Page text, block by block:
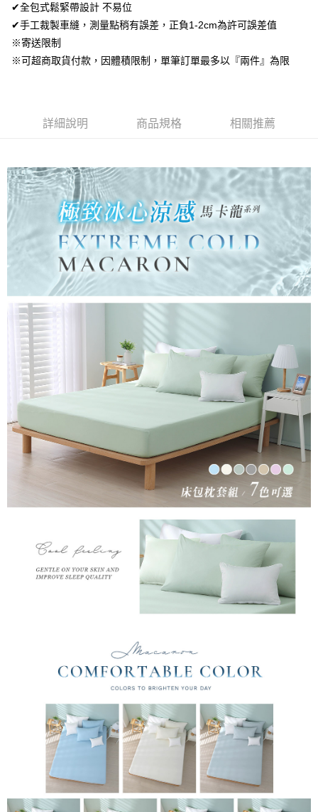
便利好安心！
１．簡單：不需註冊會員、不需綁卡、不需儲值。
２．便利：只要手機號碼，簡訊認證，即可結帳。
３．安心：先確認商品／服務後，再付款。
３．收到繳費通知簡訊後14天內，點擊此簡訊中的連結，可透過四大超商／
後付繳納相關費用。
※ 交易是否成功請以「AFTEE先享後付 」之結帳頁面顯示為準，若有關於
是否繳費成功／繳費後需取消欲退款等相關疑問，請聯繫「AFTEE先享後付
客戶支援中心」https://netprotections.freshdesk.com/support/home
【注意事項】
１．透過由恩沛科技股份有限公司提供之「AFTEE先享後付」服務完成之交
易，需依本服務之必要範圍內提供個人資料，並將交易相關給付款項請求債
權轉讓予恩沛科技股份有限公司。
２．關於個人資料處理事宜，請瀏覽以下網址：
https://aftee.tw/terms/#terms3
３．未成年的使用者請事先徵得法定代理人或監護人之同意方可使用
「AFTEE先享後付」，若未經同意申辦者引起之損失，本公司不負相關責
任。
４．使用「AFTEE先享後付」時，將依據個別帳號之用戶狀況，依本公司即
時審查核予不同之上限額度；若仍有額度不足之情形，本公司將視審查結果
請求用戶進行身份認證。
５．嚴禁一人註冊多個帳號或使用他人資訊註冊。若發現惡意使用之情形，
恩沛科技股份有限公司將有權停止該用戶之使用額度並採取法律行動。
運送方式
全家取貨付款
免運費
付款後7-11取貨
每筆NT$60，滿NT$499(含以上)免運費
每筆NT$100，滿NT$499(含以上)免運費
每筆NT$100，滿NT$499(含以上)免運費
✔全包式鬆緊帶設計 不易位
✔手工裁製車縫，測量點稍有誤差，正負1-2cm為許可誤差值
※寄送限制
※可超商取貨付款，因體積限制，單筆訂單最多以『兩件』為限
詳細說明 商品規格 相關推薦